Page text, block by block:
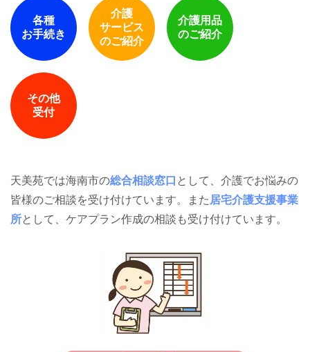
各種
お手続き
介護
サービス
のご紹介
介護用品
のご紹介
その他
受付
天美苑では海南市の総合相談窓口 として、介護でお悩みの
皆様のご相談を受け付けています。また 居宅介護支援事業
所として、ケアプラン作成の相談も受け付けています。